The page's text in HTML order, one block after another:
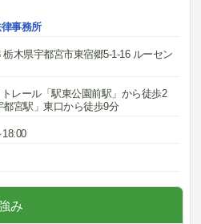
事務所
栃木県宇都宮市東宿郷5-1-16 ルーセン
レール「駅東公園前駅」から徒歩2
都宮駅」東口から徒歩9分
み